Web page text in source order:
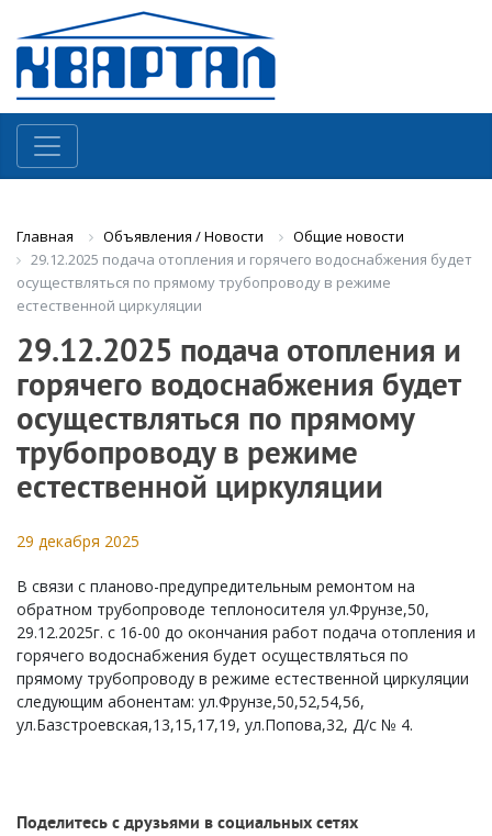
Главная Объявления / Новости
Общие новости
29.12.2025 подача отопления и горячего водоснабжения будет
осуществляться по прямому трубопроводу в режиме
естественной циркуляции
29.12.2025 подача отопления и
горячего водоснабжения будет
осуществляться по прямому
трубопроводу в режиме
естественной циркуляции
29 декабря 2025
В связи с планово-предупредительным ремонтом на
обратном трубопроводе теплоносителя ул.Фрунзе,50,
29.12.2025г. с 16-00 до окончания работ подача отопления и
горячего водоснабжения будет осуществляться по
прямому трубопроводу в режиме естественной циркуляции
следующим абонентам: ул.Фрунзе,50,52,54,56,
ул.Базстроевская,13,15,17,19, ул.Попова,32, Д/с № 4.
Поделитесь с друзьями в социальных сетях